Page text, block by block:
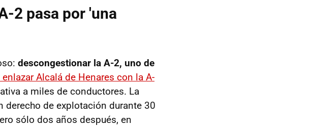
2 pasa por 'una
descongestionar la A-2, uno de
enlazar Alcalá de Henares con la A-
a miles de conductores. La
de explotación durante 30
sólo dos años después, en